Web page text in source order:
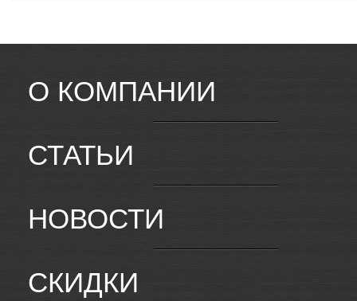
О КОМПАНИИ
СТАТЬИ
НОВОСТИ
СКИДКИ